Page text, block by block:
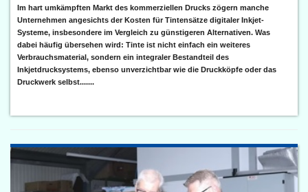
Im hart umkämpften Markt des kommerziellen Drucks zögern manche
Unternehmen angesichts der Kosten für Tintensätze digitaler Inkjet-
Systeme, insbesondere im Vergleich zu günstigeren Alternativen. Was
dabei häufig übersehen wird: Tinte ist nicht einfach ein weiteres
Verbrauchsmaterial, sondern ein integraler Bestandteil des
Inkjetdrucksystems, ebenso unverzichtbar wie die Druckköpfe oder das
Druckwerk selbst.......